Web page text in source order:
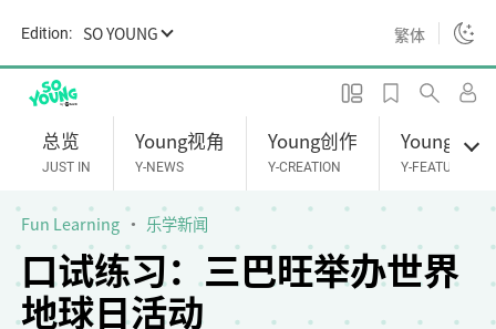
i
Edition: SO YOUNG 繁体
总览
JUST IN
Young视角
Y-NEWS
Young创作
Y-CREATION
Young专题
Y-FEATURES
口试练习：三巴旺举办世界
地球日活动
Fun Learning 乐学新闻